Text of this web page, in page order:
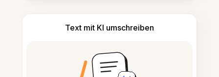
Text mit KI umschreiben